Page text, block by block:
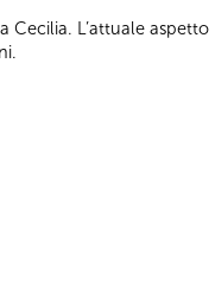
Cecilia. L’attuale aspetto